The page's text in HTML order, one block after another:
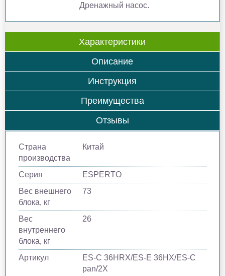
Дренажный насос.
Характеристики
Описание
Инструкция
Преимущества
Отзывы
Страна
производства
Китай
Серия
ESPERTO
Вес внешнего
блока, кг
73
Вес
внутреннего
блока, кг
26
Артикул
ES-C 36HRX/ES-E 36HX/ES-C
pan/2X